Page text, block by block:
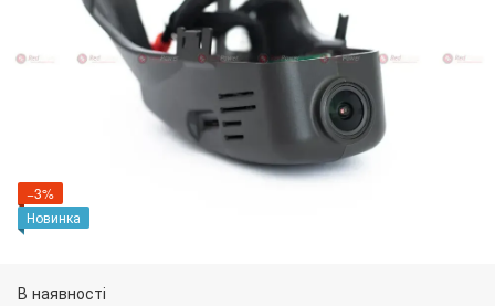
−3%
Новинка
В наявності